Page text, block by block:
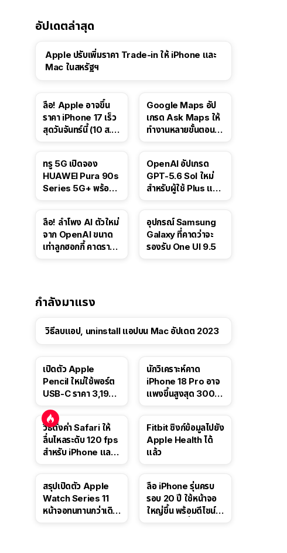
อัปเดตล่าสุด
Apple ปรับเพิ่มราคา Trade-in ให้ iPhone และ
Mac ในสหรัฐฯ
ลือ! Apple อาจขึ้น
ราคา iPhone 17 เร็ว
สุดวันจันทร์นี้ (10 ส.ค.
Google Maps อัป
เกรด Ask Maps ให้
ทำงานหลายขั้นตอนได้
สาธารณะ
ทรู 5G เปิดจอง
HUAWEI Pura 90s
Series 5G+ พร้อม
OpenAI อัปเกรด
GPT-5.6 Sol ใหม่
สำหรับผู้ใช้ Plus และ
ลือ! ลำโพง AI ตัวใหม่
จาก OpenAI ขนาด
เท่าลูกฮอกกี้ คาดราคา
อุปกรณ์ Samsung
Galaxy ที่คาดว่าจะ
รองรับ One UI 9.5
กำลังมาแรง
วิธีลบแอป, uninstall แอปบน Mac อัปเดต 2023
เปิดตัว Apple
Pencil ใหม่ใช้พอร์ต
USB-C ราคา 3,190
นี้
นักวิเคราะห์คาด
iPhone 18 Pro อาจ
แพงขึ้นสูงสุด 300
วิธีตั้งค่า Safari ให้
ลื่นไหลระดับ 120 fps
สำหรับ iPhone และ
Fitbit ซิงก์ข้อมูลไปยัง
Apple Health ได้
แล้ว
สรุปเปิดตัว Apple
Watch Series 11
หน้าจอทนทานกว่าเดิม
ลือ iPhone รุ่นครบ
รอบ 20 ปี ใช้หน้าจอ
ใหญ่ขึ้น พร้อมดีไซน์ไร้